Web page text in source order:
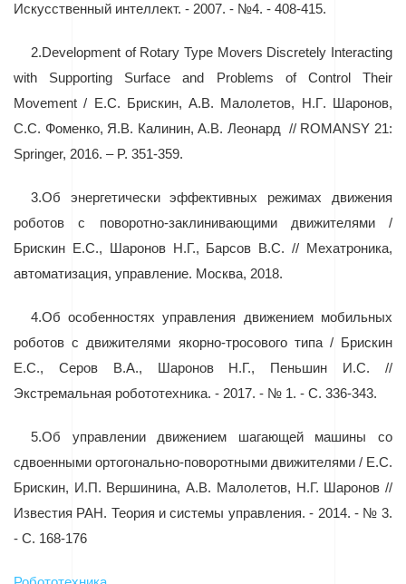
Искусственный интеллект. - 2007. - №4. - 408-415.
2.Development of Rotary Type Movers Discretely Interacting
with Supporting Surface and Problems of Control Their
Movement /
Е.С. Брискин,А.В. Малолетов, Н.Г. Шаронов,
С.С. Фоменко, Я.В. Калинин,А.В. Леонард
// ROMANSY 21:
Springer, 2016. – P. 351-359.
3.Об энергетически эффективных режимах движения
роботов с поворотно-заклинивающими движителями /
Брискин Е.С., Шаронов Н.Г., Барсов В.С. // Мехатроника,
автоматизация, управление. Москва, 2018.
4.Об особенностях управления движением мобильных
роботов с движителями якорно-тросового типа / Брискин
Е.С., Серов В.А., Шаронов Н.Г., Пеньшин И.С. //
Экстремальная робототехника. - 2017. - № 1. - С. 336-343.
5.Об управлении движением шагающей машины со
сдвоенными ортогонально-поворотными движителями / Е.С.
Брискин, И.П. Вершинина, А.В. Малолетов, Н.Г. Шаронов //
Известия РАН. Теория и системы управления. - 2014. - № 3.
- C. 168-176